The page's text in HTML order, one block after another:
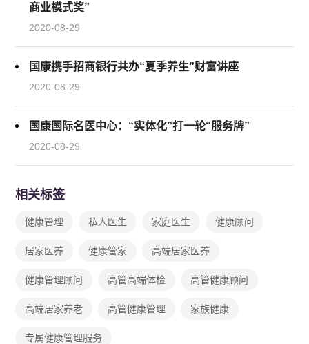
商业模式奖”
2020-08-29
国康携手招商银行共办“夏季养生”财富讲座
2020-08-29
国康国际名医中心：“实体化”打一轮“服务牌”
2020-08-29
相关标签
健康管理 私人医生 家庭医生 健康顾问
居家医养 健康管家 高端居家医养
健康管理顾问 高管高端体检 高管健康顾问
高端居家养老 高管健康管理 家族健康
专属健康管理服务